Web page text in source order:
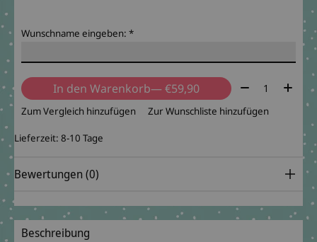
Wunschname eingeben: *
In den Warenkorb — €59,90 Menge:
Zum Vergleich hinzufügen Zur Wunschliste hinzufügen
Lieferzeit: 8-10 Tage
Bewertungen (0)
Beschreibung